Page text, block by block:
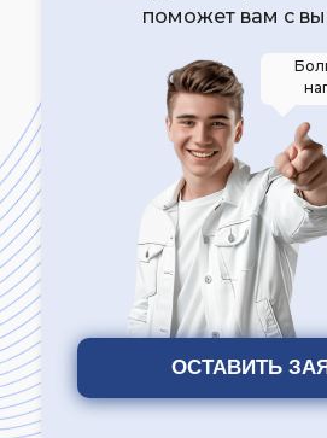
ОСТАВИТЬ
поможет вам с